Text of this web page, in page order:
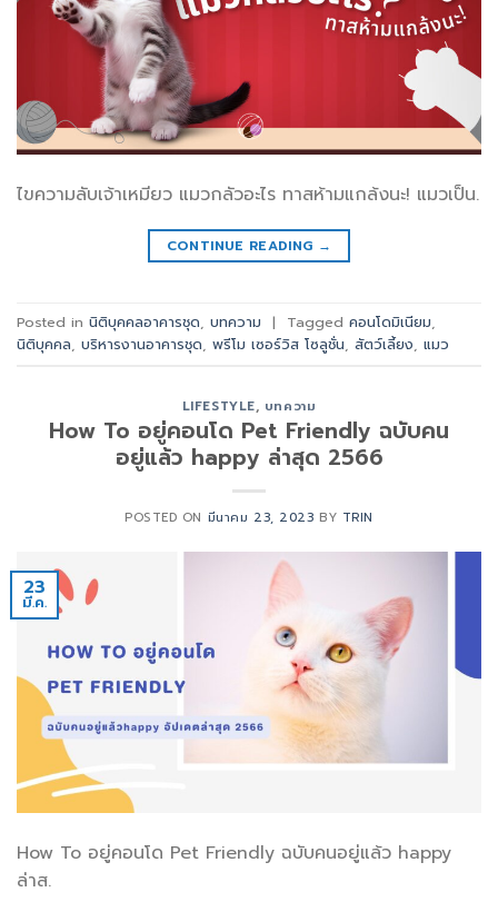
ไขความลับเจ้าเหมียว แมวกลัวอะไร ทาสห้ามแกล้งนะ! แมวเป็น.
CONTINUE READING →
Posted in นิติบุคคลอาคารชุด, บทความ | Tagged คอนโดมิเนียม,
นิติบุคคล, บริหารงานอาคารชุด, พรีโม เซอร์วิส โซลูชั่น, สัตว์เลี้ยง, แมว
LIFESTYLE, บทความ
How To อยู่คอนโด Pet Friendly ฉบับคน
อยู่แล้ว happy ล่าสุด 2566
POSTED ON มีนาคม 23, 2023 BY TRIN
23
มี.ค.
How To อยู่คอนโด Pet Friendly ฉบับคนอยู่แล้ว happy
ล่าส.